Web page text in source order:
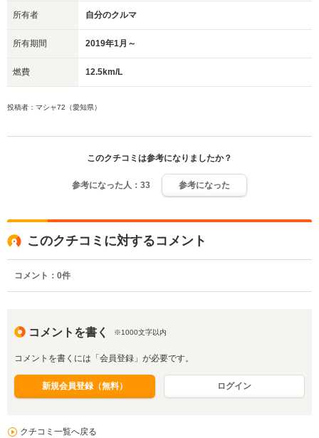
所有者 自分のクルマ
所有期間 2019年1月～
燃費 12.5km/L
投稿者：マシャ72（愛知県）
このクチコミは参考になりましたか？
参考になった人： 33 参考になった
このクチコミに対するコメント
コメント： 0件
コメントを書く ※1000文字以内
コメントを書くには「会員登録」が必要です。
新規会員登録（無料） ログイン
クチコミ一覧へ戻る